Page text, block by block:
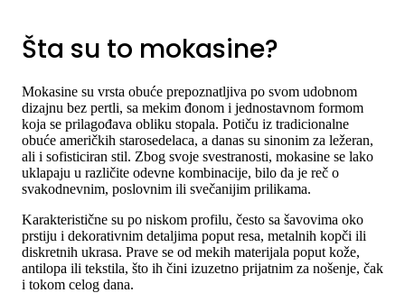
Šta su to mokasine?
Mokasine su vrsta obuće prepoznatljiva po svom udobnom
dizajnu bez pertli, sa mekim đonom i jednostavnom formom
koja se prilagođava obliku stopala. Potiču iz tradicionalne
obuće američkih starosedelaca, a danas su sinonim za ležeran,
ali i sofisticiran stil. Zbog svoje svestranosti, mokasine se lako
uklapaju u različite odevne kombinacije, bilo da je reč o
svakodnevnim, poslovnim ili svečanijim prilikama.
Karakteristične su po niskom profilu, često sa šavovima oko
prstiju i dekorativnim detaljima poput resa, metalnih kopči ili
diskretnih ukrasa. Prave se od mekih materijala poput kože,
antilopa ili tekstila, što ih čini izuzetno prijatnim za nošenje, čak
i tokom celog dana.